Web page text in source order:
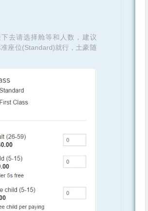
下去请选择舱等和人数，建议
座位(Standard)就行，土豪随